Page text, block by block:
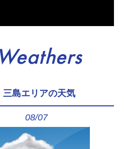
Weathers
三島エリアの天気
08/07